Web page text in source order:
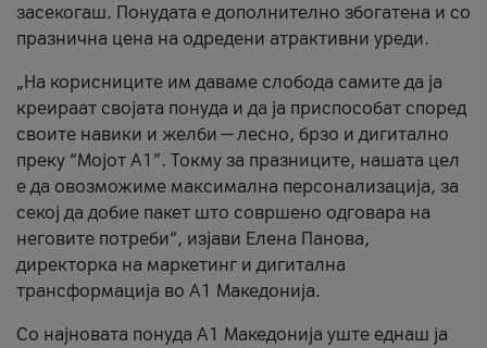
засекогаш. Понудата е дополнително збогатена и со
празнична цена на одредени атрактивни уреди.
„На корисниците им даваме слобода самите да ја
креираат својата понуда и да ја приспособат според
своите навики и желби — лесно, брзо и дигитално
преку “Мојот А1”. Токму за празниците, нашата цел
е да овозможиме максимална персонализација, за
секој да добие пакет што совршено одговара на
неговите потреби“, изјави Елена Панова,
директорка на маркетинг и дигитална
трансформација во А1 Македонија.
Со најновата понуда А1 Македонија уште еднаш ја